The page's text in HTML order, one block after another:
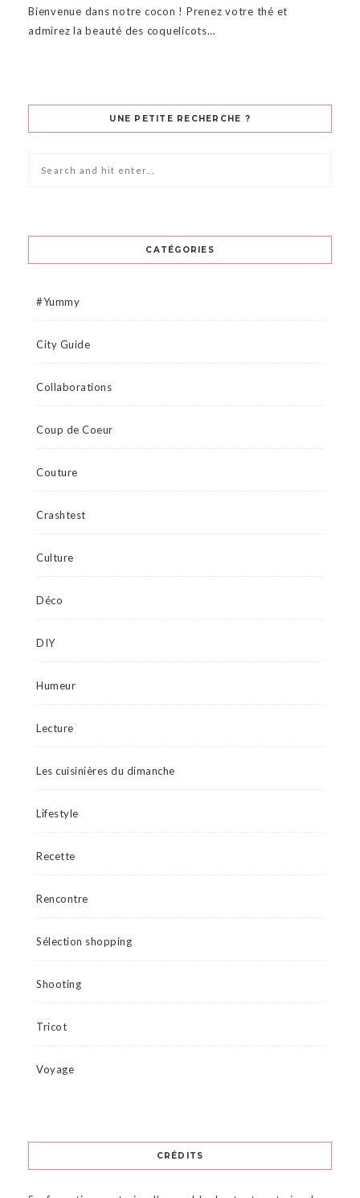
Bienvenue dans notre cocon ! Prenez votre thé et
admirez la beauté des coquelicots…
UNE PETITE RECHERCHE ?
CATÉGORIES
#Yummy
City Guide
Collaborations
Coup de Coeur
Couture
Crashtest
Culture
Déco
DIY
Humeur
Lecture
Les cuisinières du dimanche
Lifestyle
Recette
Rencontre
Sélection shopping
Shooting
Tricot
Voyage
CRÉDITS